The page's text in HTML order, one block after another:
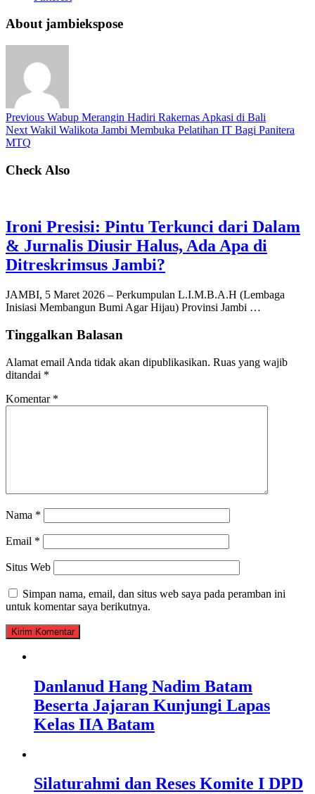
About jambiekspose
Previous Wabup Merangin Hadiri Rakernas Apkasi di Bali
Next Wakil Walikota Jambi Membuka Pelatihan IT Bagi Panitera
MTQ
Check Also
Ironi Presisi: Pintu Terkunci dari Dalam
& Jurnalis Diusir Halus, Ada Apa di
Ditreskrimsus Jambi?
JAMBI, 5 Maret 2026 – Perkumpulan L.I.M.B.A.H (Lembaga
Inisiasi Membangun Bumi Agar Hijau) Provinsi Jambi …
Tinggalkan Balasan
Alamat email Anda tidak akan dipublikasikan. Ruas yang wajib
ditandai *
Komentar *
Nama *
Email *
Situs Web
Simpan nama, email, dan situs web saya pada peramban ini
untuk komentar saya berikutnya.
Danlanud Hang Nadim Batam
Beserta Jajaran Kunjungi Lapas
Kelas IIA Batam
Silaturahmi dan Reses Komite I DPD